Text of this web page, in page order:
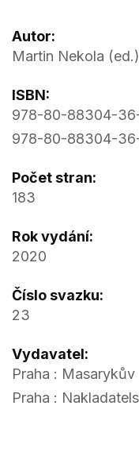
Autor:
Martin Nekola (ed.)
ISBN:
978-80-88304-
978-80-88304-
Počet stran:
183
Rok vydání:
2020
Číslo svazku:
23
Vydavatel:
Praha :
Praha :